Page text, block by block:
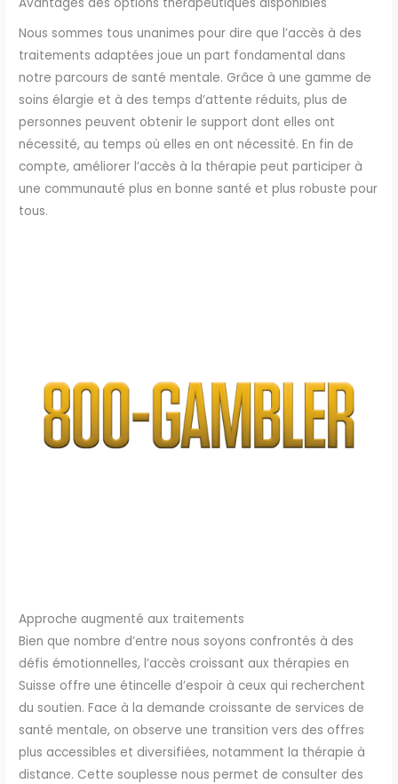
Nous sommes tous unanimes pour dire que l’accès à des
traitements adaptées joue un part fondamental dans
notre parcours de santé mentale. Grâce à une gamme de
soins élargie et à des temps d’attente réduits, plus de
personnes peuvent obtenir le support dont elles ont
nécessité, au temps où elles en ont nécessité. En fin de
compte, améliorer l’accès à la thérapie peut participer à
une communauté plus en bonne santé et plus robuste pour
tous.
Approche augmenté aux traitements
Bien que nombre d’entre nous soyons confrontés à des
défis émotionnelles, l’accès croissant aux thérapies en
Suisse offre une étincelle d’espoir à ceux qui recherchent
du soutien. Face à la demande croissante de services de
santé mentale, on observe une transition vers des offres
plus accessibles et diversifiées, notamment la thérapie à
distance. Cette souplesse nous permet de consulter des